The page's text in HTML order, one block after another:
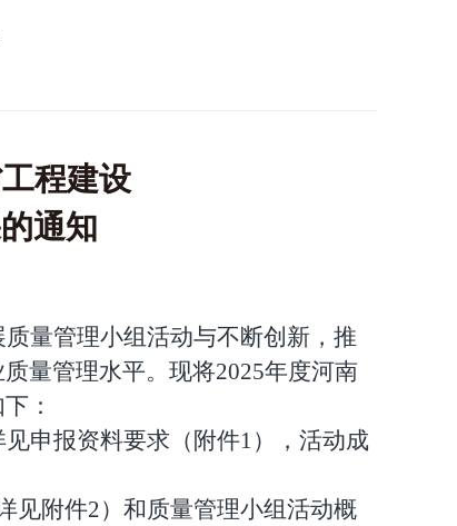
程建设
通知
量管理小组活动与不断创新，推
量管理水平。现将2025年度河南
：
申报资料要求（附件1），活动成
见附件2）和质量管理小组活动概